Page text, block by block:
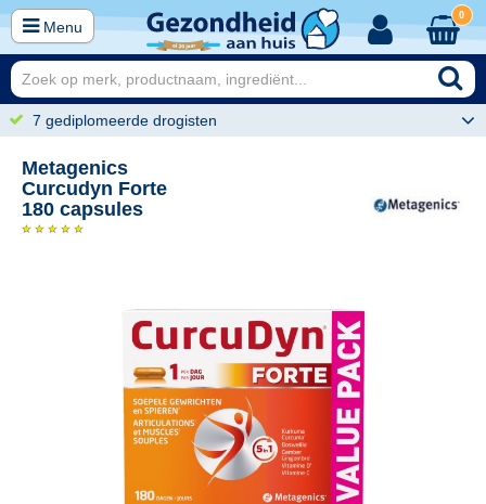
Menu
0
7 gediplomeerde drogisten
Metagenics
Curcudyn Forte
180 capsules
70